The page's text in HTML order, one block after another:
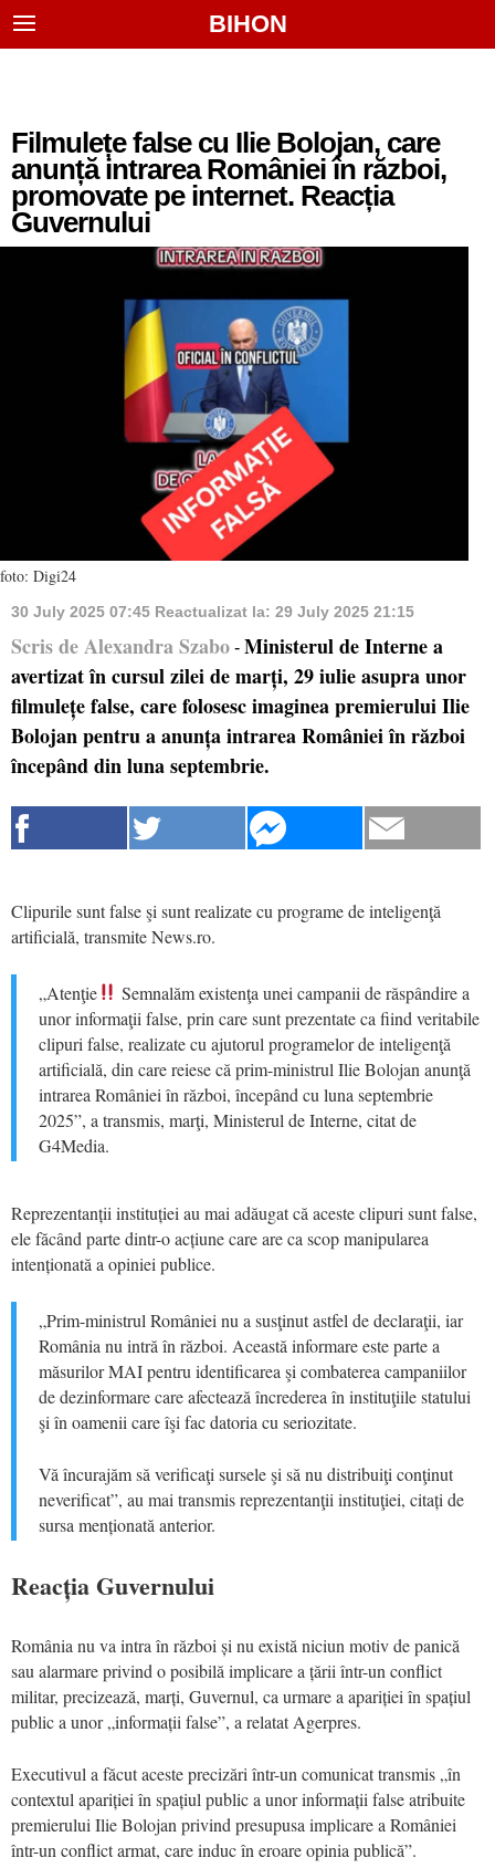
BIHON
Filmulețe false cu Ilie Bolojan, care
anunță intrarea României în război,
promovate pe internet. Reacția
Guvernului
foto: Digi24
30 July 2025 07:45 Reactualizat la: 29 July 2025 21:15
Scris de Alexandra Szabo - Ministerul de Interne a
avertizat în cursul zilei de marți, 29 iulie asupra unor
filmulețe false, care folosesc imaginea premierului Ilie
Bolojan pentru a anunța intrarea României în război
începând din luna septembrie.
Clipurile sunt false şi sunt realizate cu programe de inteligenţă
artificială, transmite News.ro.
„Atenţie
Semnalăm existenţa unei campanii de răspândire a
unor informaţii false, prin care sunt prezentate ca fiind veritabile
clipuri false, realizate cu ajutorul programelor de inteligenţă
artificială, din care reiese că prim-ministrul Ilie Bolojan anunţă
intrarea României în război, începând cu luna septembrie
2025”, a transmis, marţi, Ministerul de Interne, citat de
G4Media.
Reprezentanții instituției au mai adăugat că aceste clipuri sunt false,
ele făcând parte dintr-o acțiune care are ca scop manipularea
intenționată a opiniei publice.
„Prim-ministrul României nu a susţinut astfel de declaraţii, iar
România nu intră în război. Această informare este parte a
măsurilor MAI pentru identificarea şi combaterea campaniilor
de dezinformare care afectează încrederea în instituţiile statului
şi în oamenii care îşi fac datoria cu seriozitate.
Vă încurajăm să verificaţi sursele şi să nu distribuiţi conţinut
neverificat”, au mai transmis reprezentanţii instituţiei, citați de
sursa menționată anterior.
Reacția Guvernului
România nu va intra în război și nu există niciun motiv de panică
sau alarmare privind o posibilă implicare a țării într-un conflict
militar, precizează, marți, Guvernul, ca urmare a apariției în spațiul
public a unor „informații false”, a relatat Agerpres.
Executivul a făcut aceste precizări într-un comunicat transmis „în
contextul apariției în spațiul public a unor informații false atribuite
premierului Ilie Bolojan privind presupusa implicare a României
într-un conflict armat, care induc în eroare opinia publică”.